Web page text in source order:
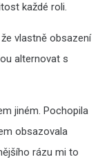
každé roli.
vlastně obsazení
alternovat s
jiném. Pochopila
obsazovala
rázu mi to